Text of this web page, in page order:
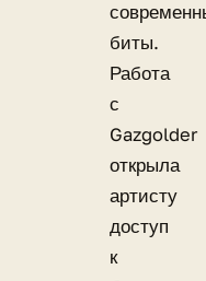
биты.
Работа
с
Gazgolder
открыла
артисту
доступ
к